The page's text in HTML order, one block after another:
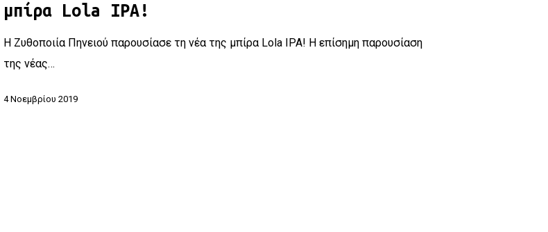
μπίρα Lola IPA!
Η Ζυθοποιία Πηνειού παρουσίασε τη νέα της μπίρα Lola IPA! Η επίσημη παρουσίαση
της νέας…
4 Νοεμβρίου 2019